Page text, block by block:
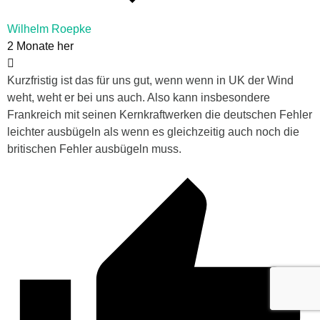
Wilhelm Roepke
2 Monate her
Kurzfristig ist das für uns gut, wenn wenn in UK der Wind
weht, weht er bei uns auch. Also kann insbesondere
Frankreich mit seinen Kernkraftwerken die deutschen Fehler
leichter ausbügeln als wenn es gleichzeitig auch noch die
britischen Fehler ausbügeln muss.